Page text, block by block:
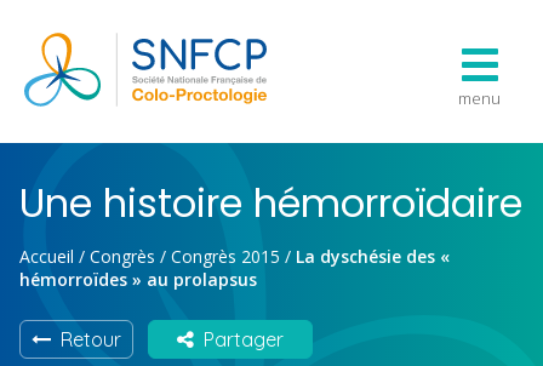
menu
Une histoire hémorroïdaire
Accueil / Congrès / Congrès 2015 / La dyschésie des «
hémorroïdes » au prolapsus
Retour Partager